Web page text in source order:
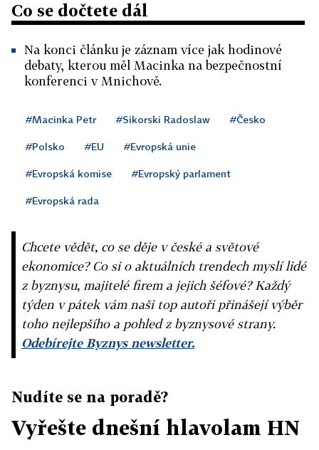
Co se dočtete dál
Na konci článku je záznam více jak hodinové
debaty, kterou měl Macinka na bezpečnostní
konferenci v Mnichově.
#Macinka Petr #Sikorski Radoslaw #Česko
#Polsko #EU #Evropská unie
#Evropská komise #Evropský parlament
#Evropská rada
Chcete vědět, co se děje v české a světové
ekonomice? Co si o aktuálních trendech myslí lidé
z byznysu, majitelé firem a jejich šéfové? Každý
týden v pátek vám naši top autoři přinášejí výběr
toho nejlepšího a pohled z byznysové strany.
Odebírejte Byznys newsletter.
Nudíte se na poradě?
Vyřešte dnešní hlavolam HN